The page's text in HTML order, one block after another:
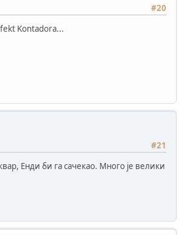
#20
Kontadora...
#21
Енди би га сачекао. Много је велики